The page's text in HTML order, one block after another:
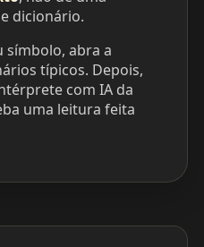
dicionário.
símbolo, abra a
típicos. Depois,
com IA da
uma leitura feita